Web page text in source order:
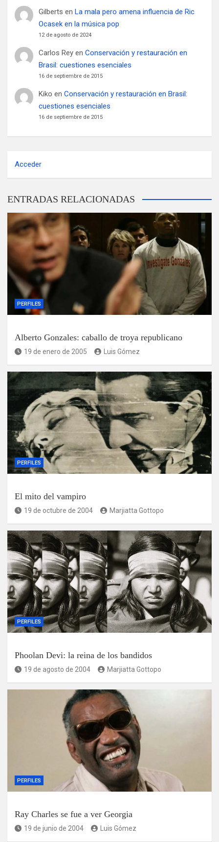
Gilberts en La mala pero amena influencia de Ric
Ocasek en la música pop
12 de agosto de 2024
Carlos Reyen Conservación y restauración en
Brasil: cuestiones esenciales
16 de septiembre de 2015
Kiko en Conservación y restauración en Brasil:
cuestiones esenciales
16 de septiembre de 2015
Acceder
ENTRADAS RELACIONADAS
PERFILES
Alberto Gonzales: caballo de troya republicano
19 de enero de 2005 Luis Gómez
PERFILES
El mito del vampiro
19 de octubre de 2004 Marjiatta Gottopo
PERFILES
Phoolan Devi: la reina de los bandidos
19 de agosto de 2004 Marjiatta Gottopo
PERFILES
Ray Charles se fue a ver Georgia
19 de junio de 2004 Luis Gómez